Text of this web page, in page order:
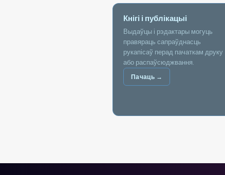
Кнігі і публікацыі
Выдаўцы і рэдактары могуць
правяраць сапраўднасць
рукапісаў перад пачаткам друку
або распаўсюджвання.
Пачаць →